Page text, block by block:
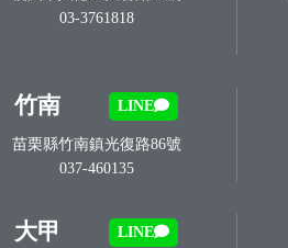
03-3761818
竹南 LINE
苗栗縣竹南鎮光復路86號
037-460135
大甲 LINE